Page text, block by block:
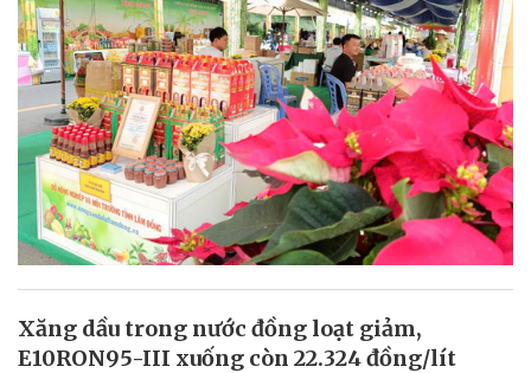
Xăng dầu trong nước đồng loạt giảm,
E10RON95-III xuống còn 22.324 đồng/lít